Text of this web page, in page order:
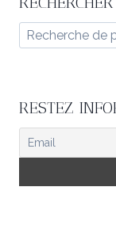
Recherche
pour :
RESTEZ